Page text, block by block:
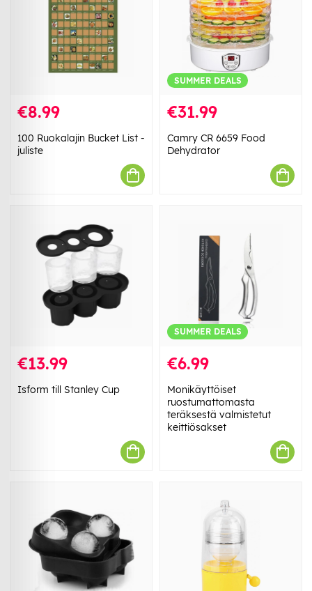
€8.99
100 Ruokalajin Bucket List -
juliste
SUMMER DEALS
€31.99
Camry CR 6659 Food
Dehydrator
€13.99
Isform till Stanley Cup
SUMMER DEALS
€6.99
Monikäyttöiset
ruostumattomasta
teräksestä valmistetut
keittiösakset